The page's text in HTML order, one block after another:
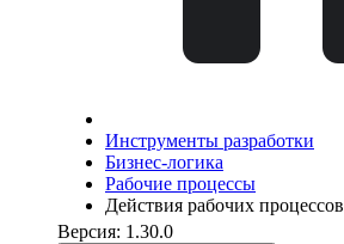
Инструменты разработки
Бизнес-логика
Рабочие процессы
Действия рабочих процессов
Версия: 1.30.0